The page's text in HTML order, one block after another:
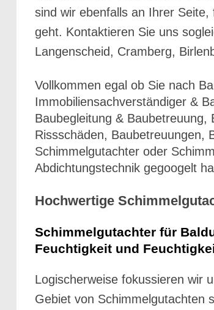
sind wir ebenfalls an Ihrer
geht. Kontaktieren Sie uns
Langenscheid, Cramberg,
Vollkommen egal ob Sie nach
Immobiliensachverständiger &
Baubegleitung &
Rissschäden, Baubetreuungen,
Schimmelgutachter oder
Abdichtungstechnik gegoogelt
Hochwertige
Schimmelgutachter für
Feuchtigkeit und
Logischerweise fokussieren wir
Gebiet von Schimmelgutachten